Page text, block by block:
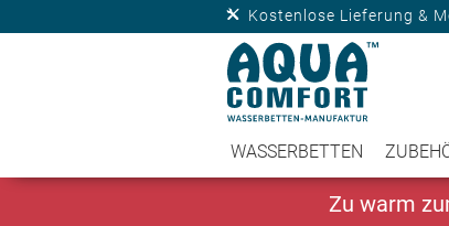
Kostenlose Lieferung &
WASSERBETTEN
Zu warm